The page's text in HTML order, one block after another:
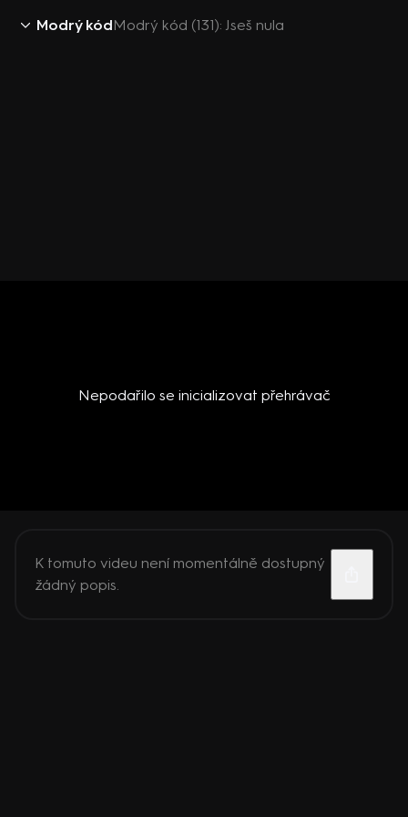
Modrý kódModrý kód (131): Jseš nula
Nepodařilo se inicializovat přehrávač
K tomuto videu není momentálně dostupný
žádný popis.